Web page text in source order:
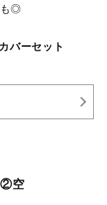
も◎
バーセット
②空